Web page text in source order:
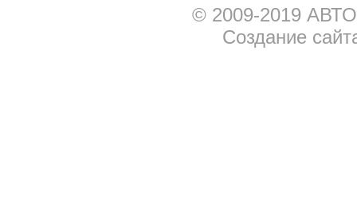
© 2009-2019
Создание